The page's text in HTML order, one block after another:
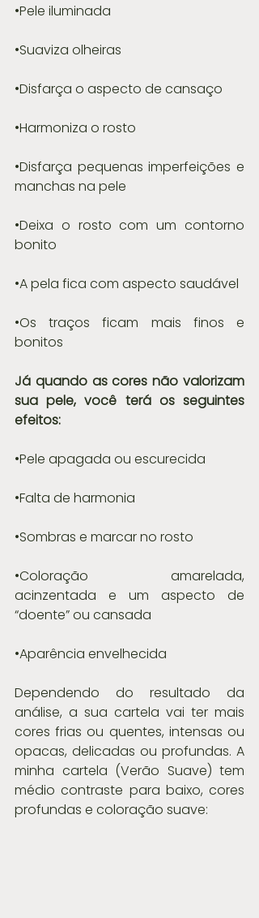
•Pele iluminada
•Suaviza olheiras
•Disfarça o aspecto de cansaço
•Harmoniza o rosto
•Disfarça pequenas imperfeições e
manchas na pele
•Deixa o rosto com um contorno
bonito
•A pela fica com aspecto saudável
•Os traços ficam mais finos e
bonitos
Já quando as cores não valorizam
sua pele, você terá os seguintes
efeitos:
•Pele apagada ou escurecida
•Falta de harmonia
•Sombras e marcar no rosto
•Coloração amarelada,
acinzentada e um aspecto de
“doente” ou cansada
•Aparência envelhecida
Dependendo do resultado da
análise, a sua cartela vai ter mais
cores frias ou quentes, intensas ou
opacas, delicadas ou profundas. A
minha cartela (Verão Suave) tem
médio contraste para baixo, cores
profundas e coloração suave: